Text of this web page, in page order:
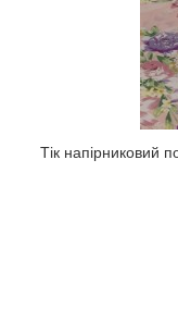
Тік напірниковий